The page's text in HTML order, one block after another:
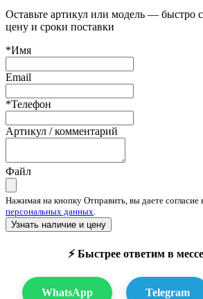
Оставьте артикул или модель — быстро
цену и сроки поставки
*Имя
Email
*Телефон
Артикул / комментарий
Файл
Нажимая на кнопку Отправить, вы даете согласие
персональных данных
Узнать наличие и цену
⚡ Быстрее ответим в
WhatsApp Telegram